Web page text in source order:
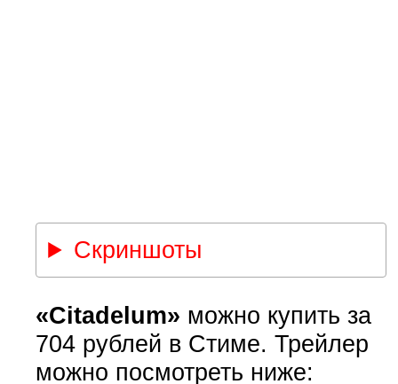
Скриншоты
«Citadelum» можно купить за
704 рублей в Стиме. Трейлер
можно посмотреть ниже: